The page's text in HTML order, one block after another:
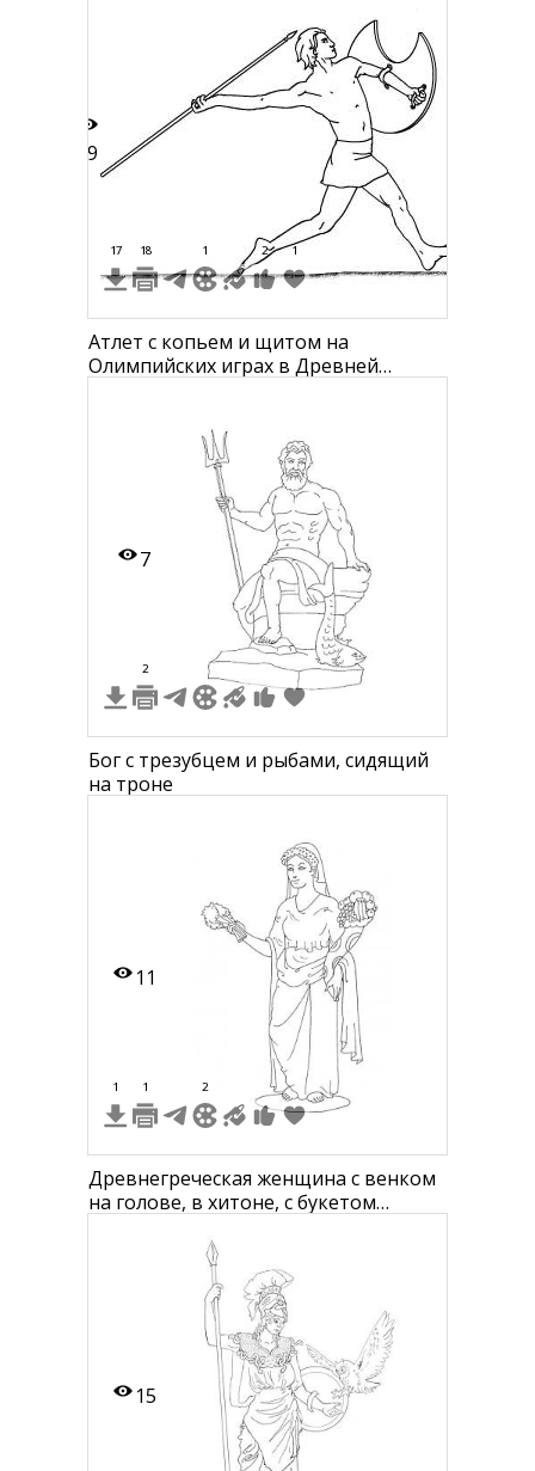
89
17 18 1 2 1
Атлет с копьем и щитом на
Олимпийских играх в Древней
7
2
Бог с трезубцем и рыбами, сидящий
на троне
11
1 1 2
Древнегреческая женщина с венком
на голове, в хитоне, с букетом
плодов в другой
15